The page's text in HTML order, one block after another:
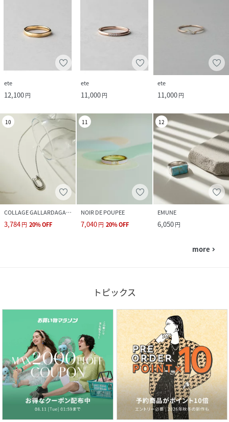
ete
12,100円
ete
11,000円
ete
11,000円
10
COLLAGE GALLARDAGALANTE
3,784円 20%OFF
11
NOIR DE POUPEE
7,040円 20%OFF
12
EMUNE
6,050円
more navigate_next
トピックス